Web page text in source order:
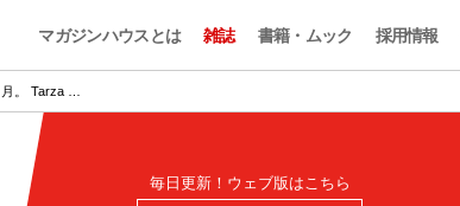
マガジンハウスとは 雑誌 書籍・ムック 採用情報
。 Tarza …
毎日更新！ウェブ版はこちら